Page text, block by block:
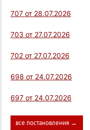
707 от 28.07.2026
703 от 27.07.2026
702 от 27.07.2026
698 от 24.07.2026
697 от 24.07.2026
все постановления →